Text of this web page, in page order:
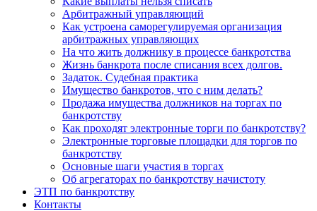
Арбитражный управляющий
Как устроена саморегулируемая организация
арбитражных управляющих
На что жить должнику в процессе банкротства
Жизнь банкрота после списания всех долгов.
Задаток. Судебная практика
Имущество банкротов, что с ним делать?
Продажа имущества должников на торгах по
банкротству
Как проходят электронные торги по банкротству?
Электронные торговые площадки для торгов по
банкротству
Основные шаги участия в торгах
Об агрегаторах по банкротству начистоту
ЭТП по банкротству
Контакты